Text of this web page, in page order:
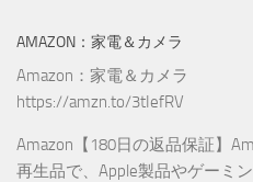
AMAZON：家電＆カメラ
Amazon：家電＆カメラ
https://amzn.to/3tIefRV
Amazon【180日の返品保証】
再生品で、Apple製品やゲーミ